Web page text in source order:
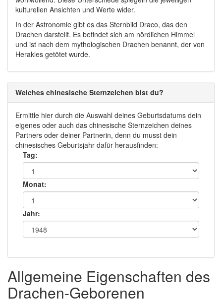
kulturellen Ansichten und Werte wider.
In der Astronomie gibt es das Sternbild Draco, das den
Drachen darstellt. Es befindet sich am nördlichen Himmel
und ist nach dem mythologischen Drachen benannt, der von
Herakles getötet wurde.
Welches chinesische Sternzeichen bist du?
Ermittle hier durch die Auswahl deines Geburtsdatums dein
eigenes oder auch das chinesische Sternzeichen deines
Partners oder deiner Partnerin, denn du musst dein
chinesisches Geburtsjahr dafür herausfinden:
Tag:
Monat:
Jahr:
Allgemeine Eigenschaften des
Drachen-Geborenen